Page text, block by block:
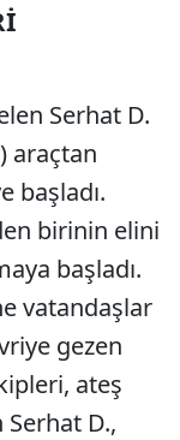
Serhat D.
araçtan
başladı.
birinin elini
başladı.
vatandaşlar
gezen
ateş
D.,